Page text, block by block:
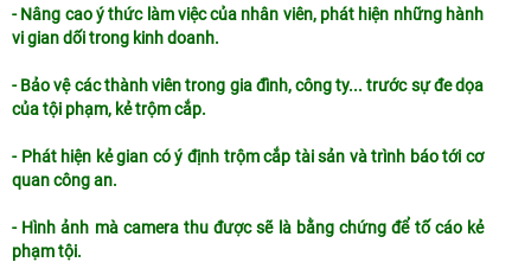
- Nâng cao ý thức làm việc của nhân viên, phát hiện những hành
vi gian dối trong kinh doanh.
- Bảo vệ các thành viên trong gia đình, công ty... trước sự đe dọa
của tội phạm, kẻ trộm cắp.
- Phát hiện kẻ gian có ý định trộm cắp tài sản và trình báo tới cơ
quan công an.
- Hình ảnh mà camera thu được sẽ là bằng chứng để tố cáo kẻ
phạm tội.